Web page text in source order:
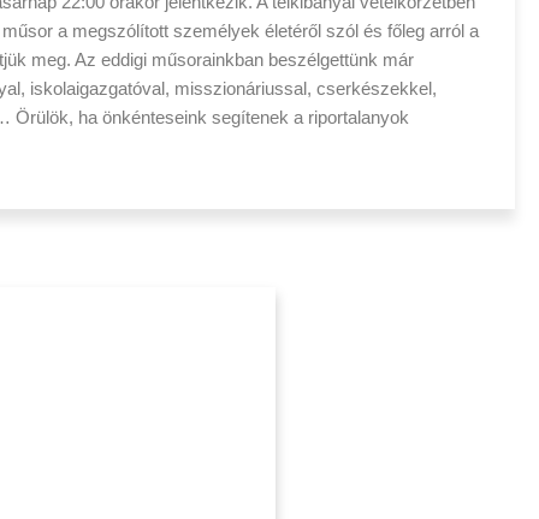
a megszólított személyek életéről szól és főleg arról a
meg. Az eddigi műsorainkban beszélgettünk már
iskolaigazgatóval, misszionáriussal, cserkészekkel,
ha önkénteseink segítenek a riportalanyok